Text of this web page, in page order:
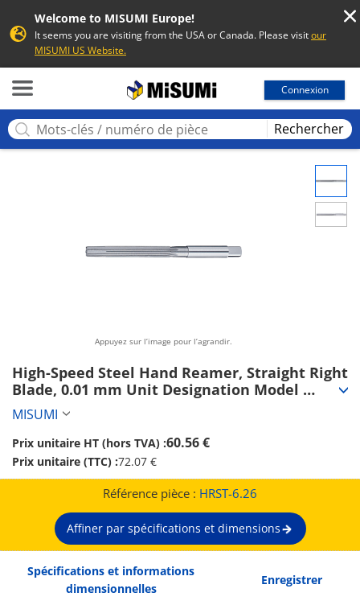
Welcome to MISUMI Europe!
It seems you are visiting from the USA or Canada. Please visitour
MISUMI US Website.
Connexion
Rechercher
Appuyez sur l’image pour l’agrandir.
High-Speed Steel Hand Reamer, Straight Right
Blade, 0.01 mm Unit Designation Model
(HRST-6.26)
MISUMI
Prix unitaire HT (hors TVA) :60.56 €
Prix unitaire (TTC) :72.07 €
Référence pièce : HRST-6.26
Affiner par spécifications et dimensions
Spécifications et informations
dimensionnelles
Enregistrer